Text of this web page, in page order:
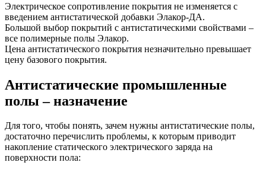
Электрическое сопротивление покрытия не изменяется с
введением антистатической добавки Элакор-ДА.
Большой выбор покрытий с антистатическими свойствами –
все полимерные полы Элакор.
Цена антистатического покрытия незначительно превышает
цену базового покрытия.
Антистатические промышленные
полы – назначение
Для того, чтобы понять, зачем нужны антистатические полы,
достаточно перечислить проблемы, к которым приводит
накопление статического электрического заряда на
поверхности пола: